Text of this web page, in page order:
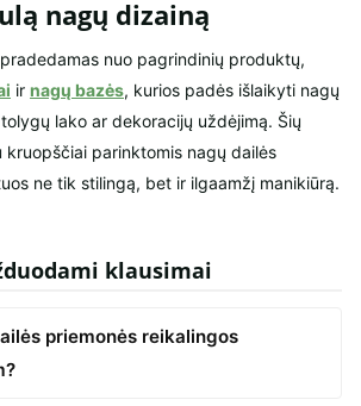
nagų dizainą
nuo pagrindinių produktų,
ir nagų bazės, kurios padės išlaikyti nagų
lako ar dekoracijų uždėjimą. Šių
parinktomis nagų dailės
ne tik stilingą, bet ir ilgaamžį manikiūrą.
klausimai
priemonės reikalingos